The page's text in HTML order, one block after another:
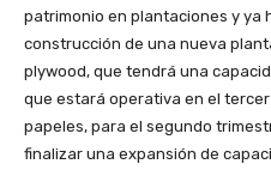
patrimonio en plantaciones y ya
construcción de una nueva
plywood, que tendrá una
que estará operativa en el
papeles, para el segundo
finalizar una expansión de